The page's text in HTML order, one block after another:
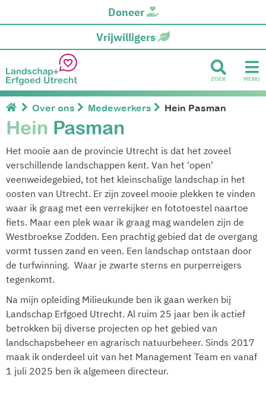
Doneer
Vrijwilligers
ZOEK MENU
Over ons Medewerkers Hein Pasman
Hein Pasman
Het mooie aan de provincie Utrecht is dat het zoveel
verschillende landschappen kent. Van het 'open'
veenweidegebied, tot het kleinschalige landschap in het
oosten van Utrecht. Er zijn zoveel mooie plekken te vinden
waar ik graag met een verrekijker en fototoestel naartoe
fiets. Maar een plek waar ik graag mag wandelen zijn de
Westbroekse Zodden. Een prachtig gebied dat de overgang
vormt tussen zand en veen. Een landschap ontstaan door
de turfwinning. Waar je zwarte sterns en purperreigers
tegenkomt.
Na mijn opleiding Milieukunde ben ik gaan werken bij
Landschap Erfgoed Utrecht. Al ruim 25 jaar ben ik actief
betrokken bij diverse projecten op het gebied van
landschapsbeheer en agrarisch natuurbeheer. Sinds 2017
maak ik onderdeel uit van het Management Team en vanaf
1 juli 2025 ben ik algemeen directeur.